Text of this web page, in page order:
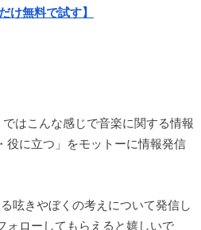
け無料で試す】
ではこんな感じで音楽に関する情報
役に立つ」をモットーに情報発信
呟きやぼくの考えについて発信し
ォローしてもらえると嬉しいで